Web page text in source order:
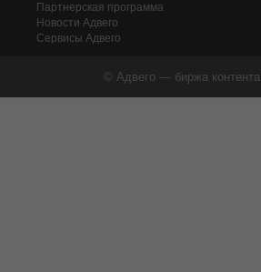
Партнерская программа
Новости Адвего
Сервисы Адвего
© Адвего — биржа